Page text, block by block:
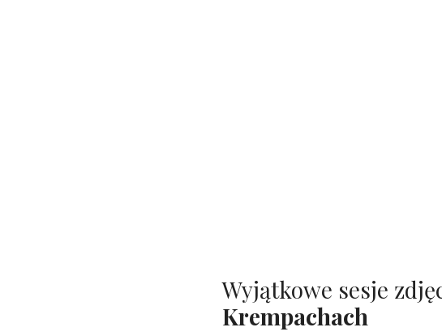
Wyjątkowe sesje
Krempachach